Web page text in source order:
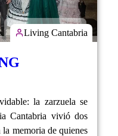
Living Cantabria
la zarzuela se
Cantabria vivió dos
la memoria de quienes